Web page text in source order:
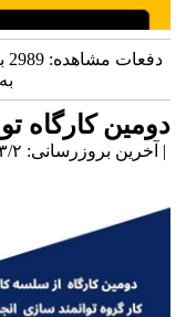
دفعات مشاهده: 2989 بار |
به
کارگاه
بروزرسانی: ۱۴۰۲/۳/۲ |